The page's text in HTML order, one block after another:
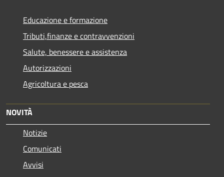
Educazione e formazione
Tributi,finanze e contravvenzioni
Salute, benessere e assistenza
Autorizzazioni
Agricoltura e pesca
NOVITÀ
Notizie
Comunicati
Avvisi